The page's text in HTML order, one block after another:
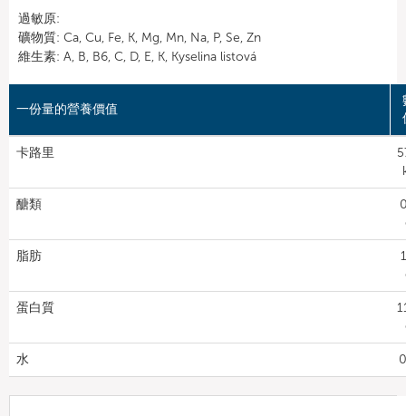
過敏原:
礦物質: Ca, Cu, Fe, K, Mg, Mn, Na, P, Se, Zn
維生素: A, B, B6, C, D, E, K, Kyselina listová
一份量的營養價值
卡路里
醣類
脂肪
蛋白質
水